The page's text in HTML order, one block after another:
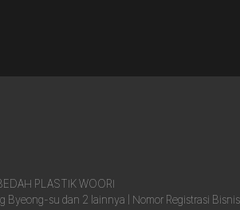
PLASTIK WOORI
Byeong-su dan 2 lainnya | Nomor Registrasi